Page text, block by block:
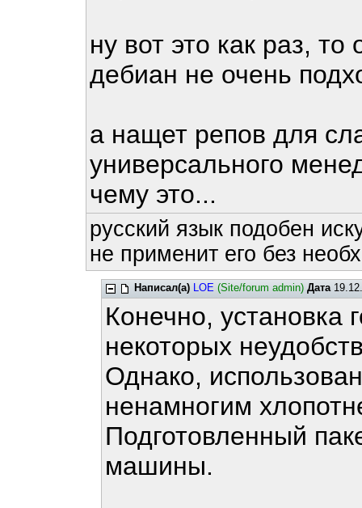
ну вот это как раз,
дебиан не очень
а нащет репов для
универсального
чему это...
русский язык подобен
не применит его без
Написал(а) LOE (Site/forum admin) Дата
Конечно, установка
некоторых
Однако,
ненамногим
Подготовленный
машины.